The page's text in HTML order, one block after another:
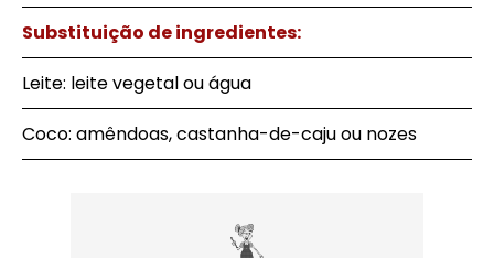
Substituição de ingredientes:
Leite: leite vegetal ou água
Coco: amêndoas, castanha-de-caju ou nozes